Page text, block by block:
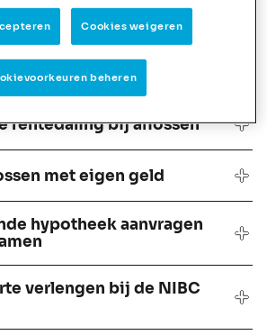
rentedaling bij aflossen
met eigen geld
hypotheek aanvragen
verlengen bij de NIBC
Cookies weigeren
beheren